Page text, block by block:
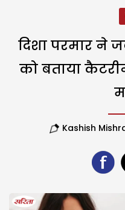
दिशा परमार ने
को बताया
Kashish